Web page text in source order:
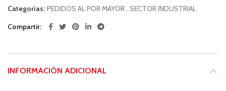
Categorías: PEDIDOS AL POR MAYOR, SECTOR INDUSTRIAL
Compartir
INFORMACIÓN ADICIONAL